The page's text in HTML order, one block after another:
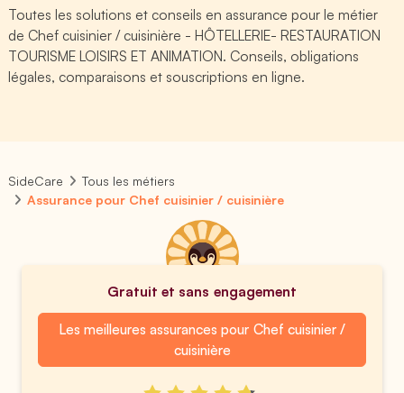
Toutes les solutions et conseils en assurance pour le métier
de Chef cuisinier / cuisinière - HÔTELLERIE- RESTAURATION
TOURISME LOISIRS ET ANIMATION. Conseils, obligations
légales, comparaisons et souscriptions en ligne.
SideCare
Tous les métiers
Assurance pour Chef cuisinier / cuisinière
Gratuit et sans engagement
Les meilleures assurances pour Chef cuisinier /
cuisinière